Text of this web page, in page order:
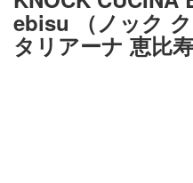
ebisu （ノック
タリアーナ 恵比